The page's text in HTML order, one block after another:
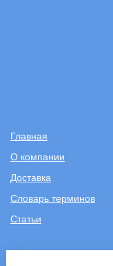
Главная
О компании
Доставка
Словарь терминов
Статьи